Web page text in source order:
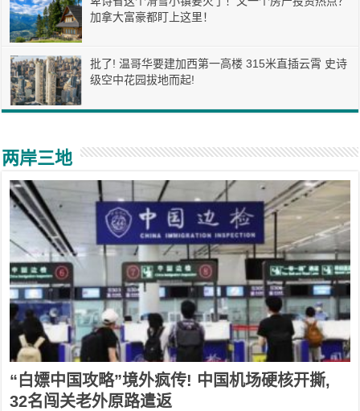
加拿大富豪都盯上这里！
批了! 温哥华要建加西第一高楼 315米直插云霄 史诗
级空中花园拔地而起!
两岸三地
“白嫖中国攻略”境外疯传! 中国机场硬核开撕,
32名闯关老外原路遣返